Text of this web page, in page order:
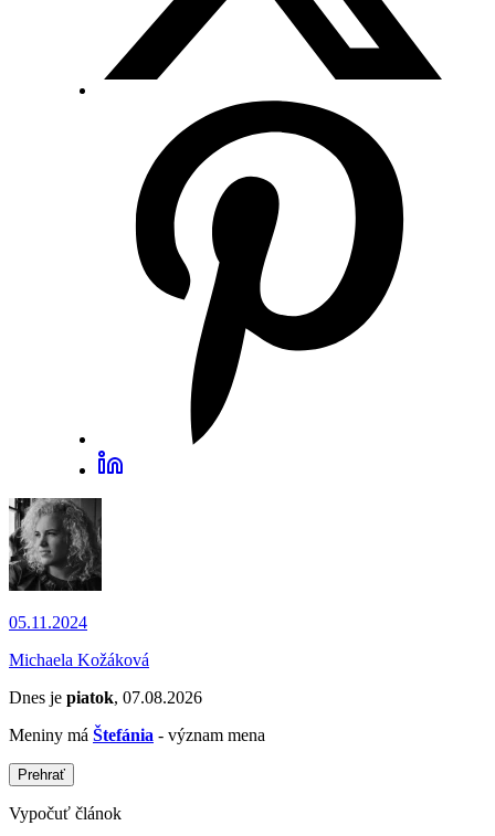
05.11.2024
Michaela Kožáková
Dnes je piatok, 07.08.2026
Meniny má Štefánia - význam mena
Prehrať
Vypočuť článok